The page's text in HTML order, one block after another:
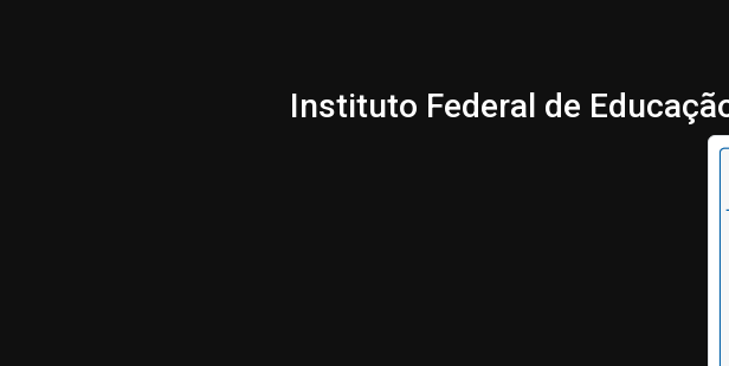
Instituto Federal de